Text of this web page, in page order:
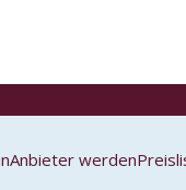
Anbieter werden